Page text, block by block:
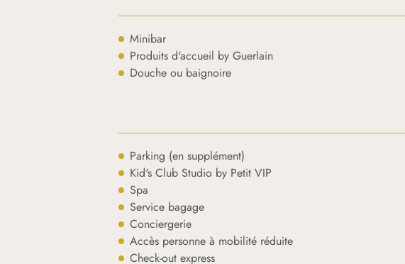
Minibar
Produits d'accueil by Guerlain
Douche ou baignoire
Parking (en supplément)
Kid's Club Studio by Petit VIP
Spa
Service bagage
Conciergerie
Accès personne à mobilité réduite
Check-out express